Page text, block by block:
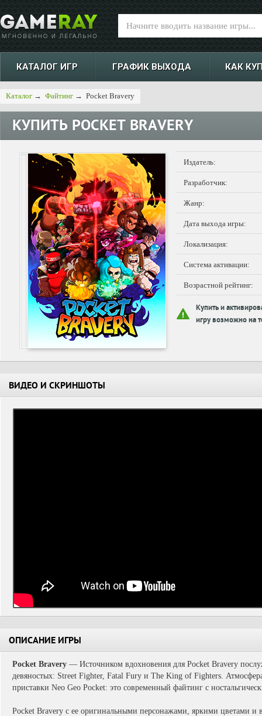
КАТАЛОГ ИГР ГРАФИК ВЫХОДА КАК
Каталог → Файтинг → Pocket Bravery
КУПИТЬ POCKET BRAVERY
Издатель:
Разработчик:
Жанр:
Дата выхода игры:
Локализация:
Система активации:
Возрастной рейтинг:
Купить и
игру возможно на
ВИДЕО И СКРИНШОТЫ
ОПИСАНИЕ ИГРЫ
Pocket Bravery — Источником вдохновения для Pocket Bravery
девяностых: Street Fighter, Fatal Fury и The King of Fighters.
приставки Neo Geo Pocket: это современный файтинг с
Pocket Bravery с ее оригинальными персонажами, яркими цветами и